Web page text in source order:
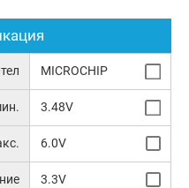
MICROCHIP
3.48V
6.0V
3.3V